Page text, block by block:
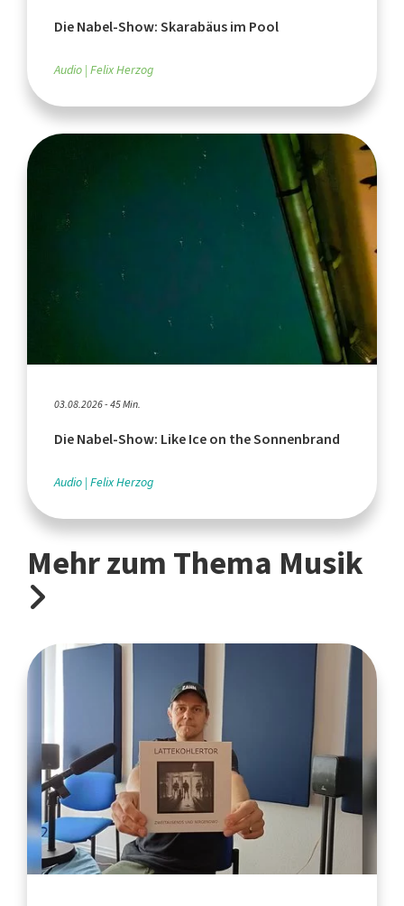
Die Nabel-Show: Skarabäus im Pool
Audio Felix Herzog
03.08.2026 - 45 Min.
Die Nabel-Show: Like Ice on the Sonnenbrand
Audio Felix Herzog
Mehr zum Thema Musik